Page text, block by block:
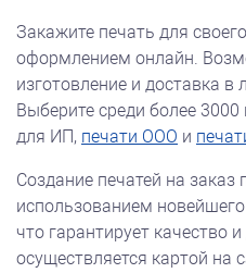
Закажите печать для
оформлением онлайн.
изготовление и доставка
Выберите среди более
для ИП, печати ООО и
Создание печатей на заказ
использованием
что гарантирует качество
осуществляется картой на